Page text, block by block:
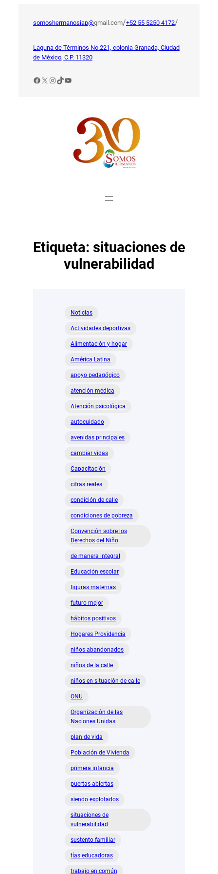
somoshermanosiap@gmail.com/+52 55 5250 4172/
Laguna de Términos No.221, colonia Granada, Ciudad
de México, C.P. 11320
Facebook
X Instagram
TikTok
YouTube
Etiqueta: situaciones de
vulnerabilidad
Noticias
Actividades deportivas
Alimentación y hogar
América Latina
apoyo pedagógico
atención médica
Atención psicológica
autocuidado
avenidas principales
cambiar vidas
Capacitación
cifras reales
condición de calle
condiciones de pobreza
Convención sobre los
Derechos del Niño
de manera integral
Educación escolar
figuras maternas
futuro mejor
hábitos positivos
Hogares Providencia
niños abandonados
niños de la calle
niños en situación de calle
ONU
Organización de las
Naciones Unidas
plan de vida
Población de Vivienda
primera infancia
puertas abiertas
siendo explotados
situaciones de
vulnerabilidad
sustento familiar
tías educadoras
trabajo en común